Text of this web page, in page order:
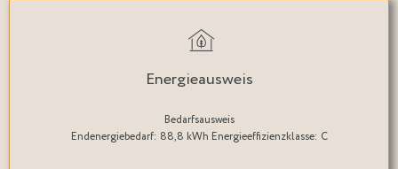
Energieausweis
Bedarfsausweis
Endenergiebedarf: 88,8 kWh Energieeffizienzklasse: C